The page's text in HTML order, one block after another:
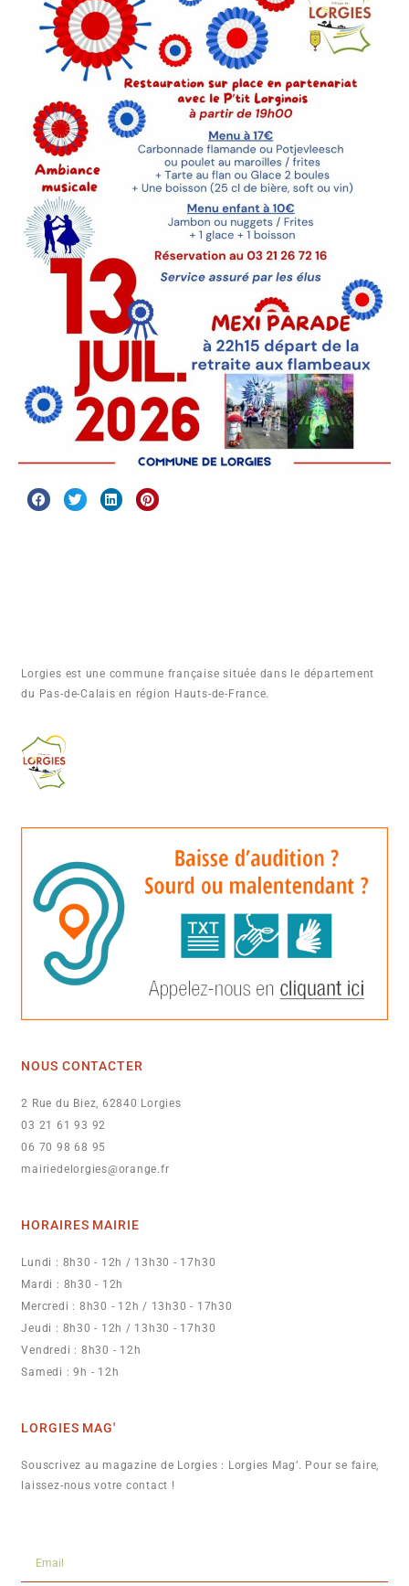
Lorgies est une commune française située dans le département
du Pas-de-Calais en région Hauts-de-France.
NOUS CONTACTER
2 Rue du Biez, 62840 Lorgies
03 21 61 93 92
06 70 98 68 95
mairiedelorgies@orange.fr
HORAIRES MAIRIE
Lundi : 8h30 - 12h / 13h30 - 17h30
Mardi : 8h30 - 12h
Mercredi : 8h30 - 12h / 13h30 - 17h30
Jeudi : 8h30 - 12h / 13h30 - 17h30
Vendredi : 8h30 - 12h
Samedi : 9h - 12h
LORGIES MAG'
Souscrivez au magazine de Lorgies : Lorgies Mag’. Pour se faire,
laissez-nous votre contact !